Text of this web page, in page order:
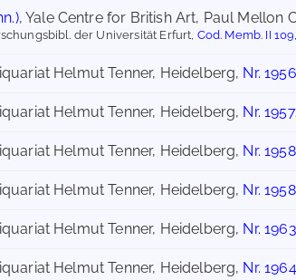
, Yale Centre for British Art, Paul Mellon
der Universität Erfurt, Cod. Memb. II
Helmut Tenner, Heidelberg, Nr.
Helmut Tenner, Heidelberg, Nr.
Helmut Tenner, Heidelberg, Nr.
Helmut Tenner, Heidelberg, Nr.
Helmut Tenner, Heidelberg, Nr.
Helmut Tenner, Heidelberg, Nr.